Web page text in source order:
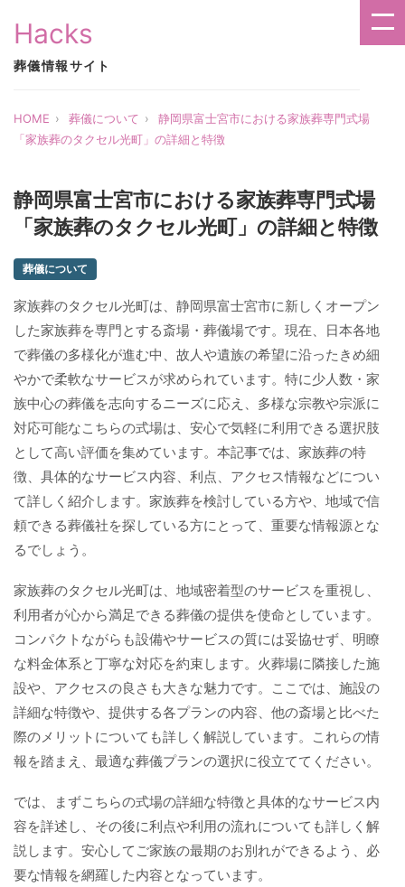
Hacks
葬儀情報サイト
HOME 葬儀について
静岡県富士宮市における家族葬専門式場
「家族葬のタクセル光町」の詳細と特徴
静岡県富士宮市における家族葬専門式場
「家族葬のタクセル光町」の詳細と特徴
葬儀について
家族葬のタクセル光町は、静岡県富士宮市に新しくオープン
した家族葬を専門とする斎場・葬儀場です。現在、日本各地
で葬儀の多様化が進む中、故人や遺族の希望に沿ったきめ細
やかで柔軟なサービスが求められています。特に少人数・家
族中心の葬儀を志向するニーズに応え、多様な宗教や宗派に
対応可能なこちらの式場は、安心で気軽に利用できる選択肢
として高い評価を集めています。本記事では、家族葬の特
徴、具体的なサービス内容、利点、アクセス情報などについ
て詳しく紹介します。家族葬を検討している方や、地域で信
頼できる葬儀社を探している方にとって、重要な情報源とな
るでしょう。
家族葬のタクセル光町は、地域密着型のサービスを重視し、
利用者が心から満足できる葬儀の提供を使命としています。
コンパクトながらも設備やサービスの質には妥協せず、明瞭
な料金体系と丁寧な対応を約束します。火葬場に隣接した施
設や、アクセスの良さも大きな魅力です。ここでは、施設の
詳細な特徴や、提供する各プランの内容、他の斎場と比べた
際のメリットについても詳しく解説しています。これらの情
報を踏まえ、最適な葬儀プランの選択に役立ててください。
では、まずこちらの式場の詳細な特徴と具体的なサービス内
容を詳述し、その後に利点や利用の流れについても詳しく解
説します。安心してご家族の最期のお別れができるよう、必
要な情報を網羅した内容となっています。